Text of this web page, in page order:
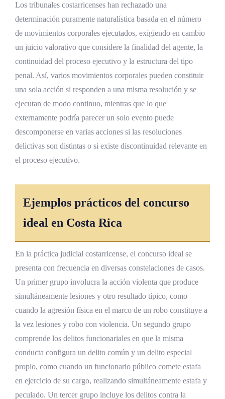
Los tribunales costarricenses han rechazado una
determinación puramente naturalística basada en el número
de movimientos corporales ejecutados, exigiendo en cambio
un juicio valorativo que considere la finalidad del agente, la
continuidad del proceso ejecutivo y la estructura del tipo
penal. Así, varios movimientos corporales pueden constituir
una sola acción si responden a una misma resolución y se
ejecutan de modo continuo, mientras que lo que
externamente podría parecer un solo evento puede
descomponerse en varias acciones si las resoluciones
delictivas son distintas o si existe discontinuidad relevante en
el proceso ejecutivo.
Ejemplos prácticos del concurso
ideal en Costa Rica
En la práctica judicial costarricense, el concurso ideal se
presenta con frecuencia en diversas constelaciones de casos.
Un primer grupo involucra la acción violenta que produce
simultáneamente lesiones y otro resultado típico, como
cuando la agresión física en el marco de un robo constituye a
la vez lesiones y robo con violencia. Un segundo grupo
comprende los delitos funcionariales en que la misma
conducta configura un delito común y un delito especial
propio, como cuando un funcionario público comete estafa
en ejercicio de su cargo, realizando simultáneamente estafa y
peculado. Un tercer grupo incluye los delitos contra la